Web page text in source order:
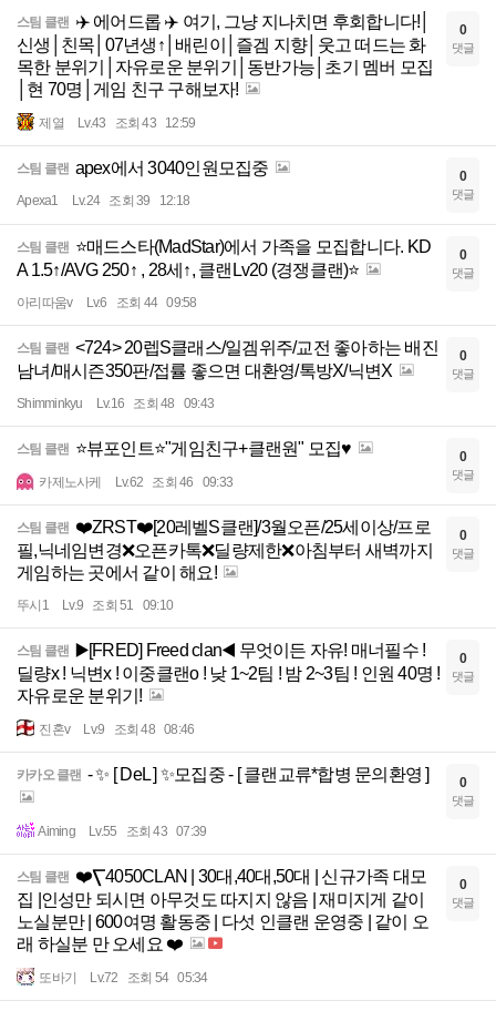
스팀 클랜 ✈️ 에어드롭 ✈️ 여기, 그냥 지나치면 후회합니다!│
신생│친목│07년생↑│배린이│즐겜 지향│웃고 떠드는 화
목한 분위기│자유로운 분위기│동반가능│초기 멤버 모집
│현 70명│게임 친구 구해보자!
제열 Lv.43 조회 43 12:59
0
댓글
스팀 클랜 apex에서 3040인원모집중
Apexa1 Lv.24 조회 39 12:18
0
댓글
스팀 클랜 ⭐매드스타(MadStar)에서 가족을 모집합니다. KD
A 1.5↑/AVG 250↑ , 28세↑, 클랜Lv20 (경쟁클랜)⭐
아리따움v Lv.6 조회 44 09:58
0
댓글
스팀 클랜 <724> 20렙S클래스/일겜위주/교전 좋아하는 배진
남녀/매시즌350판/접률 좋으면 대환영/톡방X/닉변X
Shimminkyu Lv.16 조회 48 09:43
0
댓글
스팀 클랜 ⭐뷰포인트⭐"게임친구+클랜원" 모집♥️
카제노사케 Lv.62 조회 46 09:33
0
댓글
스팀 클랜 ❤️ZRST❤️[20레벨S클랜]/3월오픈/25세이상/프로
필,닉네임변경❌오픈카톡❌딜량제한❌아침부터 새벽까지
게임하는 곳에서 같이 해요!
뚜시1 Lv.9 조회 51 09:10
0
댓글
스팀 클랜 ▶️[FRED] Freed clan◀️ 무엇이든 자유! 매너필수 !
딜량x ! 닉변x ! 이중클랜o ! 낮 1~2팀 ! 밤 2~3팀 ! 인원 40명 !
자유로운 분위기!
진혼v Lv.9 조회 48 08:46
0
댓글
카카오 클랜 - ✨ [ DeL ] ✨모집중 - [ 클랜교류*합병 문의환영 ]
Aiming Lv.55 조회 43 07:39
0
댓글
스팀 클랜 ❤️⎲4050CLAN | 30대,40대,50대 | 신규가족 대모
집 |인성만 되시면 아무것도 따지지 않음 | 재미지게 같이
노실분만 | 600여명 활동중 | 다섯 인클랜 운영중 | 같이 오
래 하실분 만 오세요 ❤️
또바기 Lv.72 조회 54 05:34
0
댓글